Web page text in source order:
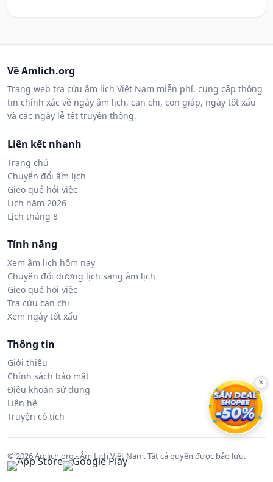
Về Amlich.org
Trang web tra cứu âm lịch Việt Nam miễn phí, cung cấp thông
tin chính xác về ngày âm lịch, can chi, con giáp, ngày tốt xấu
và các ngày lễ tết truyền thống.
Liên kết nhanh
Trang chủ
Chuyển đổi âm lịch
Gieo quẻ hỏi việc
Lịch năm 2026
Lịch tháng 8
Tính năng
Xem âm lịch hôm nay
Chuyển đổi dương lịch sang âm lịch
Gieo quẻ hỏi việc
Tra cứu can chi
Xem ngày tốt xấu
Thông tin
Giới thiệu
Chính sách bảo mật
Điều khoản sử dụng
Liên hệ
Truyện cổ tích
© 2026 Amlich.org - Âm Lịch Việt Nam. Tất cả quyền được bảo lưu.
×